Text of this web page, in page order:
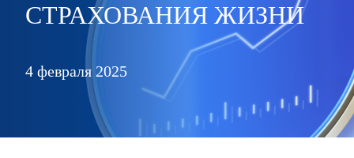
СТРАХОВАНИЯ ЖИЗНИ
4 февраля 2025